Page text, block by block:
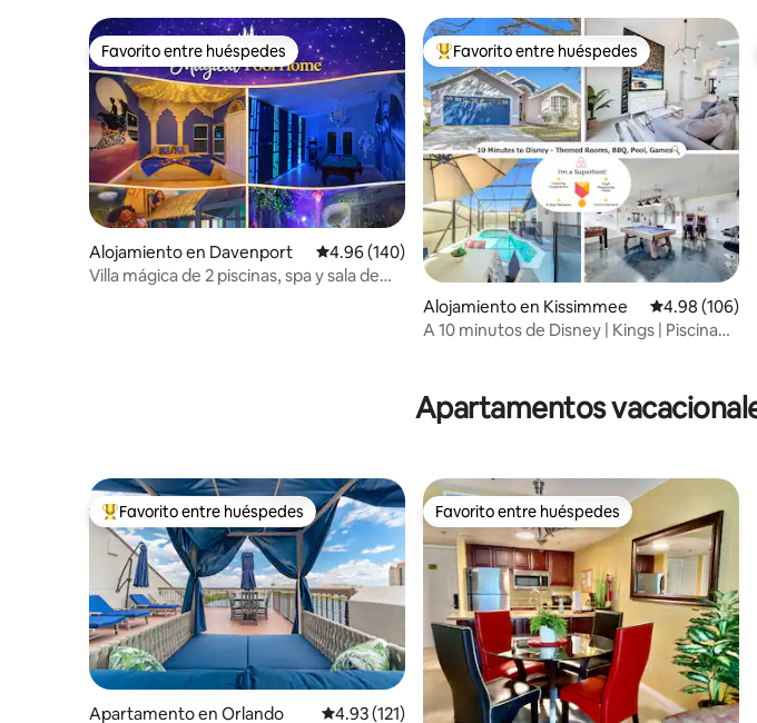
Favorito entre huéspedes
Favorito entre huéspedes
Alojamiento en Davenport Calificación promedio: 4.96 de 5, 140 reseñas
4.96 (140)
Villa mágica de 2 piscinas, spa y sala de
Favorito entre huéspedes preferido
Favorito entre huéspedes
Alojamiento en Kissimmee Calificación
4.98 (106)
A 10 minutos de Disney | Kings | Piscina
Apartamentos
Favorito entre huéspedes preferido
Favorito entre huéspedes
Apartamento en Orlando Calificación promedio: 4.93 de 5, 121 reseñas
4.93 (121)
Favorito entre huéspedes
Favorito entre huéspedes